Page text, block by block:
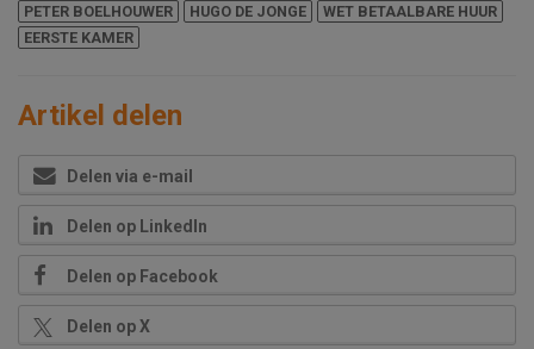
PETER BOELHOUWER HUGO DE JONGE
WET BETAALBARE HUUR
EERSTE KAMER
Artikel delen
Delen via e-mail
Delen op LinkedIn
Delen op Facebook
Delen op X